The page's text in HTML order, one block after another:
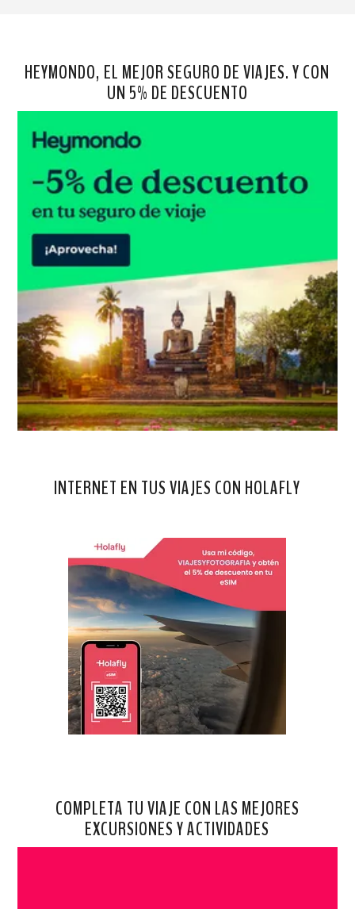
HEYMONDO, EL MEJOR SEGURO DE VIAJES. Y CON
UN 5% DE DESCUENTO
INTERNET EN TUS VIAJES CON HOLAFLY
COMPLETA TU VIAJE CON LAS MEJORES
EXCURSIONES Y ACTIVIDADES